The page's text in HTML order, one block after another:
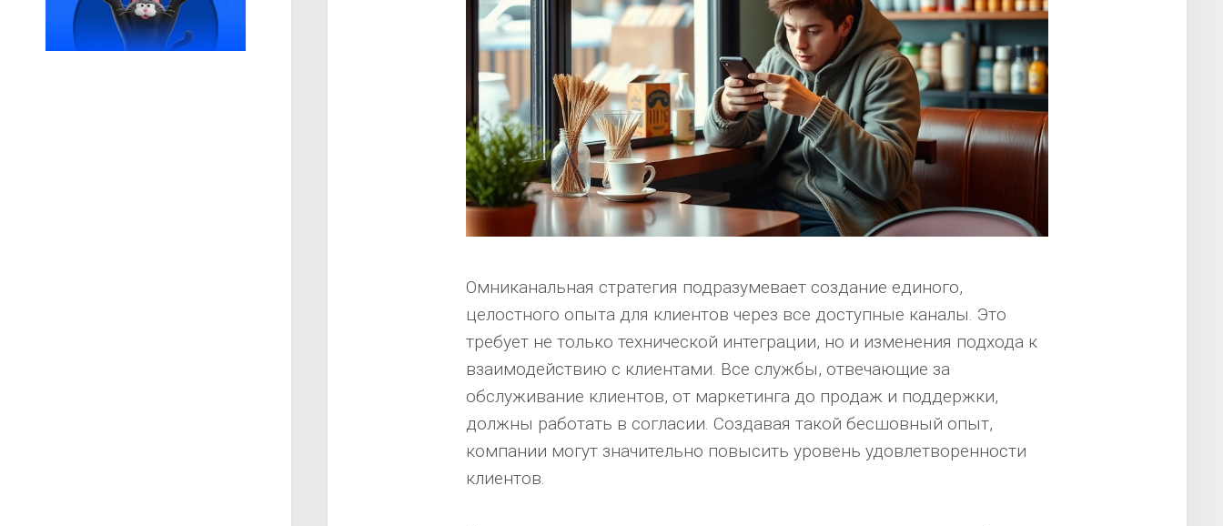
Омниканальная стратегия подразумевает создание единого,
целостного опыта для клиентов через все доступные каналы. Это
требует не только технической интеграции, но и изменения подхода к
взаимодействию с клиентами. Все службы, отвечающие за
обслуживание клиентов, от маркетинга до продаж и поддержки,
должны работать в согласии. Создавая такой бесшовный опыт,
компании могут значительно повысить уровень удовлетворенности
клиентов.